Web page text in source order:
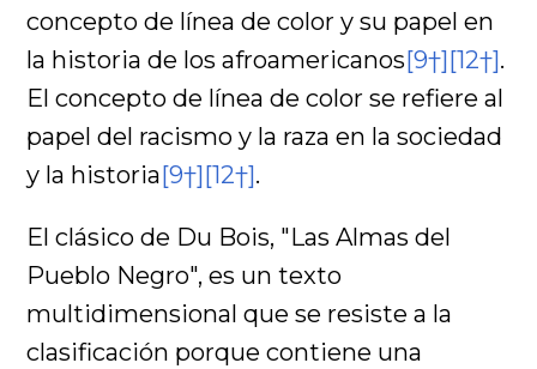
concepto de línea de color y su papel en
la historia de los afroamericanos[9†][12†].
El concepto de línea de color se refiere al
papel del racismo y la raza en la sociedad
y la historia[9†][12†].
El clásico de Du Bois, "Las Almas del
Pueblo Negro", es un texto
multidimensional que se resiste a la
clasificación porque contiene una